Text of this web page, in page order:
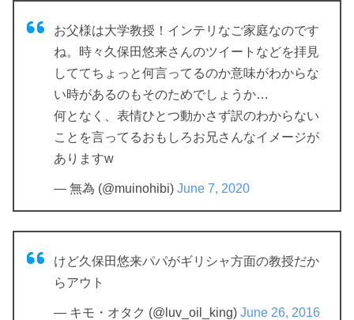
お父様は大学教授！インテリなご家庭なのです
ね。時々久保田悠来さんのツイートなどを拝見
しててちょっと何言ってるのか意味がわからな
い時があるのもそのためでしょうか…
何となく、表情ひとつ動かさず訳のわからない
ことを言ってるおもしろお兄さんなイメージが
ありますw
— 無為 (@muinohibi) June 7, 2020
けど久保田悠来パパがギリシャ方面の教授だか
らアウト
— キモ・オタク (@luv_oil_king) June 26, 2016